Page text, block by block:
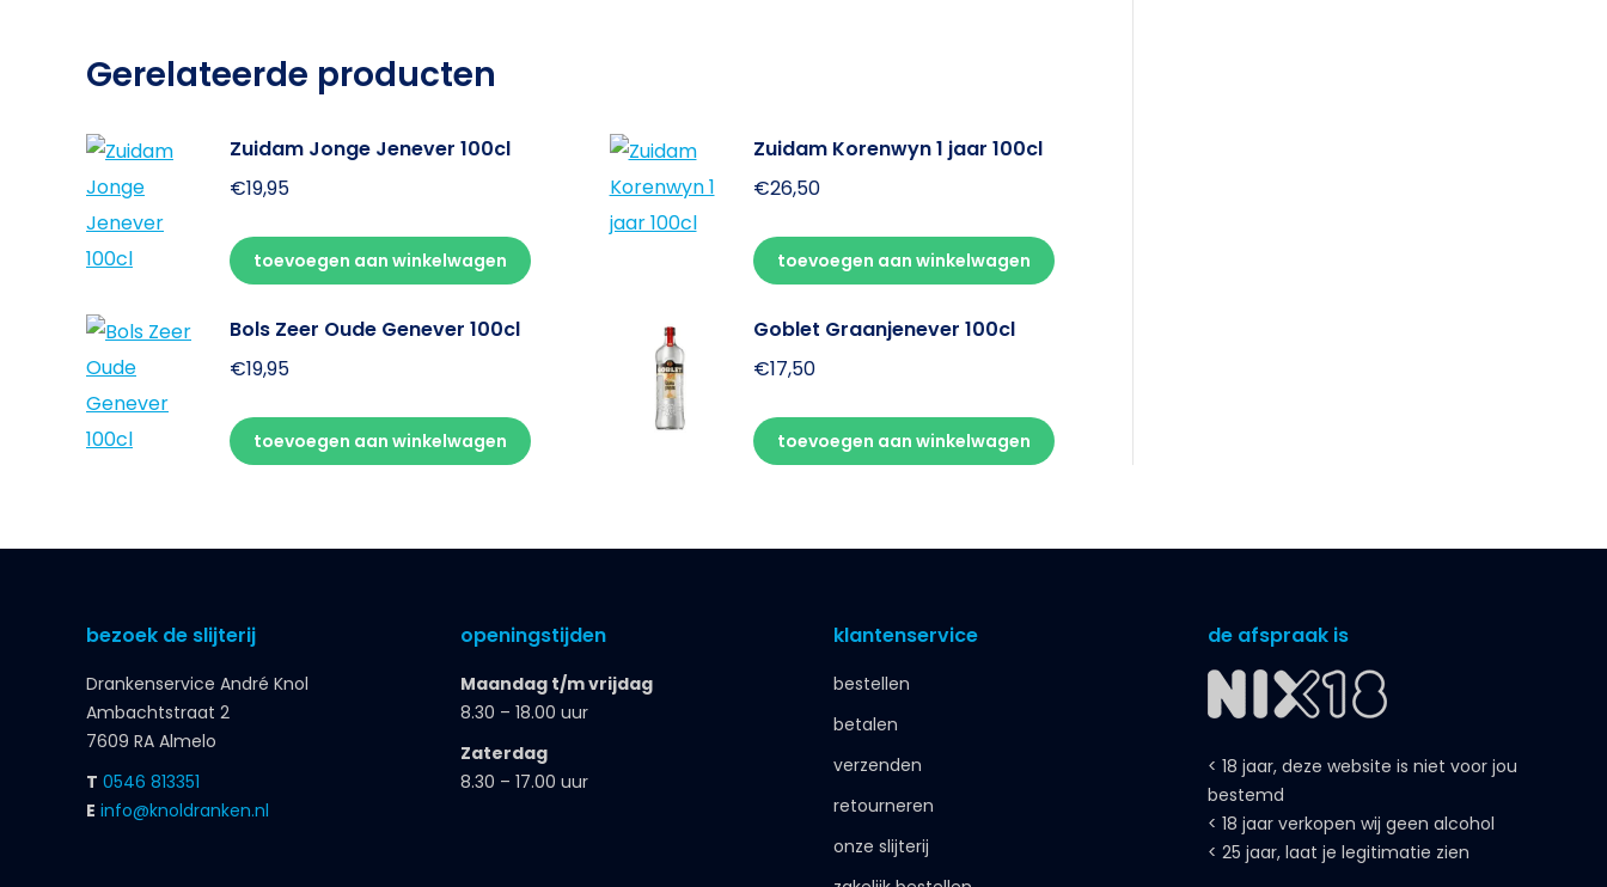
Gerelateerde producten
Zuidam Jonge Jenever 100cl
€19,95
toevoegen aan winkelwagen
Zuidam Korenwyn 1 jaar 100cl
€26,50
toevoegen aan winkelwagen
Bols Zeer Oude Genever 100cl
€19,95
toevoegen aan winkelwagen
Goblet Graanjenever 100cl
€17,50
toevoegen aan winkelwagen
bezoek de slijterij
Drankenservice André Knol
Ambachtstraat 2
7609 RA Almelo
T 0546 813351
E info@knoldranken.nl
openingstijden
Maandag t/m vrijdag
8.30 – 18.00 uur
Zaterdag
8.30 – 17.00 uur
klantenservice
bestellen
betalen
verzenden
retourneren
onze slijterij
de afspraak is
< 18 jaar, deze website is niet voor jou
bestemd
< 18 jaar verkopen wij geen alcohol
< 25 jaar, laat je legitimatie zien